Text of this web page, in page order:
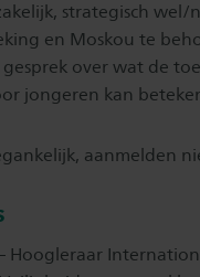
strategisch wel/
en Moskou te
over wat de
jongeren kan
aanmelden
Hoogleraar